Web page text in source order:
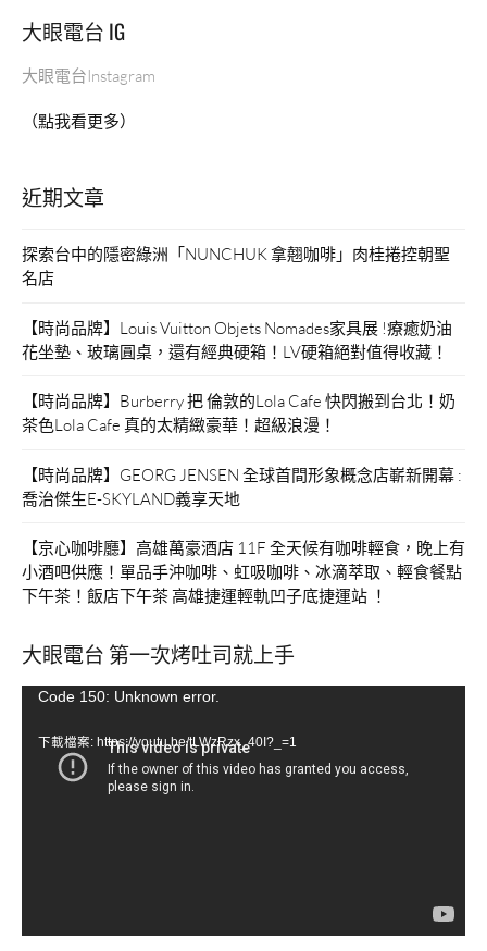
大眼電台 IG
大眼電台Instagram
（點我看更多）
近期文章
探索台中的隱密綠洲「NUNCHUK 拿翹咖啡」肉桂捲控朝聖
名店
【時尚品牌】Louis Vuitton Objets Nomades家具展 !療癒奶油
花坐墊、玻璃圓桌，還有經典硬箱！LV硬箱絕對值得收藏！
【時尚品牌】Burberry 把 倫敦的Lola Cafe 快閃搬到台北！奶
茶色Lola Cafe 真的太精緻豪華！超級浪漫！
【時尚品牌】GEORG JENSEN 全球首間形象概念店嶄新開幕 :
喬治傑生E-SKYLAND義享天地
【京心咖啡廳】高雄萬豪酒店 11F 全天候有咖啡輕食，晚上有
小酒吧供應！單品手沖咖啡、虹吸咖啡、冰滴萃取、輕食餐點
下午茶！飯店下午茶 高雄捷運輕軌凹子底捷運站 ！
大眼電台 第一次烤吐司就上手
視Code 150: Unknown error.
下載檔案: https://youtu.be/tLWzRzx_40I?_=1